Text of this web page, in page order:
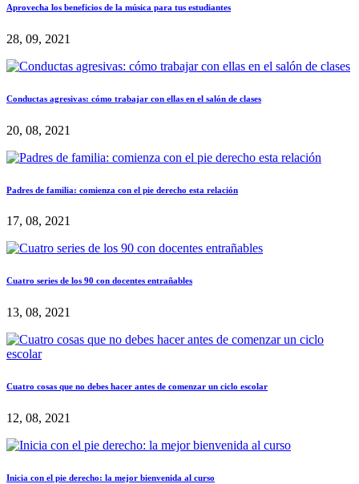
Aprovecha los beneficios de la música para tus estudiantes
28, 09, 2021
Conductas agresivas: cómo trabajar con ellas en el salón de clases
20, 08, 2021
Padres de familia: comienza con el pie derecho esta relación
17, 08, 2021
Cuatro series de los 90 con docentes entrañables
13, 08, 2021
Cuatro cosas que no debes hacer antes de comenzar un ciclo escolar
12, 08, 2021
Inicia con el pie derecho: la mejor bienvenida al curso